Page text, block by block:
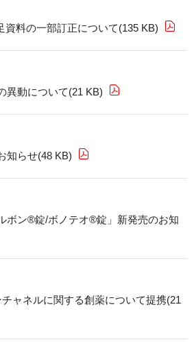
資料の一部訂正について(135 KB)
異動について(21 KB)
知らせ(48 KB)
ボン®錠/ボノテオ®錠」新発売のお知
ャネルに関する創薬について提携(21